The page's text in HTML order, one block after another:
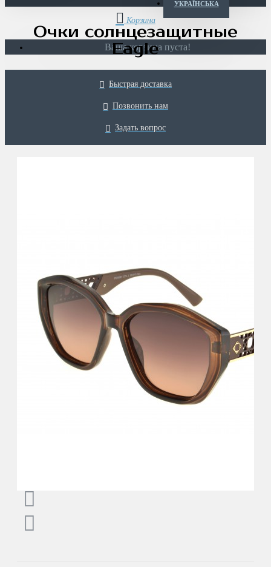
УКРАЇНСЬКА
Ваша корзина пуста!
Очки солнцезащитные
Eagle
Быстрая доставка
Позвонить нам
Задать вопрос